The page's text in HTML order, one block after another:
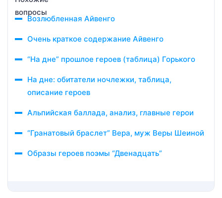
Возлюбленная Айвенго
Очень краткое содержание Айвенго
“На дне” прошлое героев (таблица) Горького
На дне: обитатели ночлежки, таблица,
описание героев
Альпийская баллада, анализ, главные герои
“Гранатовый браслет” Вера, муж Веры Шеиной
Образы героев поэмы “Двенадцать”